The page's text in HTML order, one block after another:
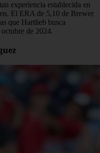
experiencia establecida en
El ERA de 5,10 de Brewer
que Hartlieb busca
de 2024.